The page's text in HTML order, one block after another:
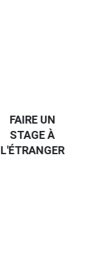
FAIRE UN
STAGE À
L'ÉTRANGER